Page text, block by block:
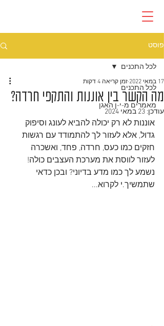
פוסט
לכל התכנים
מאמרים מ-י-ן האגן
לכל התכנים
מה הקשר בין אוננות והתקפי חרדה?
17 במאי 2022 זמן קריאה 4 דקות
עודכן: 23 במאי 2024
אוננות לא רק יכולה להביא לעונג וסיפוק
גדול, אלא לעזור לך להתמודד עם רגשות
חזקים כמו כעס, חרדה, פחד, ואשכרה
לעזור לווסת את מערכת העצבים כולה!
נשמע לך כמו מדע בדיוני? ובכן כדאי
שתמשיך.י לקרוא...